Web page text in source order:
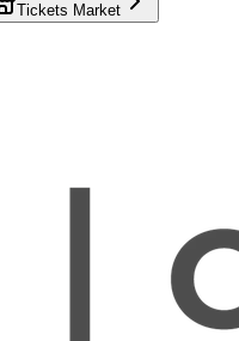
Tickets Market